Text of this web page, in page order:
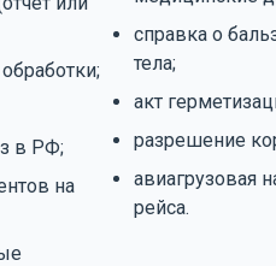
в РФ;
на
справка о
тела;
акт
разрешение
авиагрузовая
рейса.